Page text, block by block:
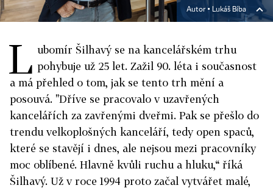
Autor ▪ Lukáš Bíba
L ubomír Šilhavý se na kancelářském trhu
pohybuje už 25 let. Zažil 90. léta i současnost
a má přehled o tom, jak se tento trh mění a
posouvá. "Dříve se pracovalo v uzavřených
kancelářích za zavřenými dveřmi. Pak se přešlo do
trendu velkoplošných kanceláří, tedy open spaců,
které se stavějí i dnes, ale nejsou mezi pracovníky
moc oblíbené. Hlavně kvůli ruchu a hluku,“ říká
Šilhavý. Už v roce 1994 proto začal vytvářet malé,